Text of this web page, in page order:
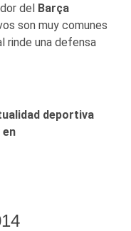
del Barça
son muy comunes
rinde una defensa
deportiva
en